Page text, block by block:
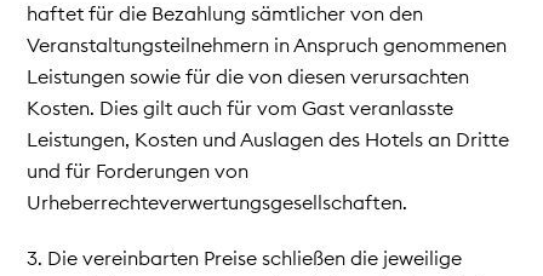
haftet für die Bezahlung sämtlicher von den
Veranstaltungsteilnehmern in Anspruch genommenen
Leistungen sowie für die von diesen verursachten
Kosten. Dies gilt auch für vom Gast veranlasste
Leistungen, Kosten und Auslagen des Hotels an Dritte
und für Forderungen von
Urheberrechteverwertungsgesellschaften.
3. Die vereinbarten Preise schließen die jeweilige